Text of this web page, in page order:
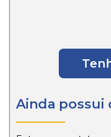
Ainda possui